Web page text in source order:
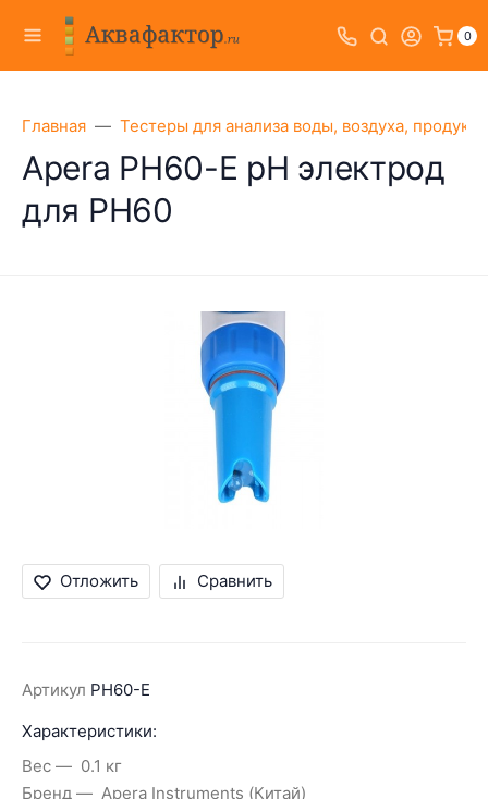
0
Главная Тестеры для анализа воды, воздуха,
Apera PH60-E pH электрод
для PH60
Отложить Сравнить
Артикул PH60-E
Характеристики:
Вес
0.1 кг
Бренд
Apera Instruments (Китай)